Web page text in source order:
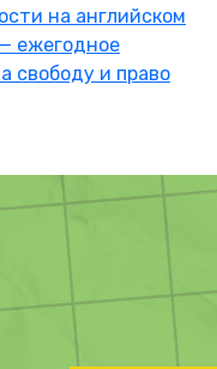
на английском
ежегодное
свободу и право